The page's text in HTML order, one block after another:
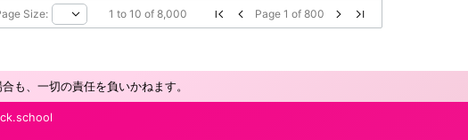
Size: 1 to 10 of 8,000 Page 1 of 800
も、一切の責任を負いかねます。